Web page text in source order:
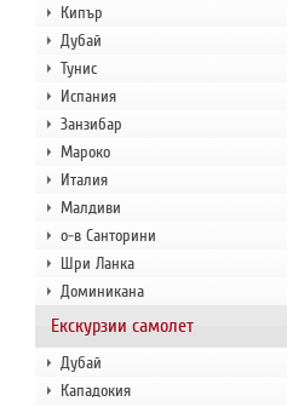
Кипър
Дубай
Тунис
Испания
Занзибар
Мароко
Италия
Малдиви
о-в Санторини
Шри Ланка
Доминикана
Екскурзии самолет
Дубай
Кападокия